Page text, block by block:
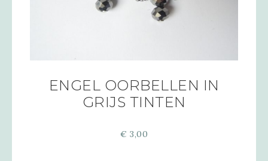
ENGEL OORBELLEN IN
GRIJS TINTEN
€ 3,00